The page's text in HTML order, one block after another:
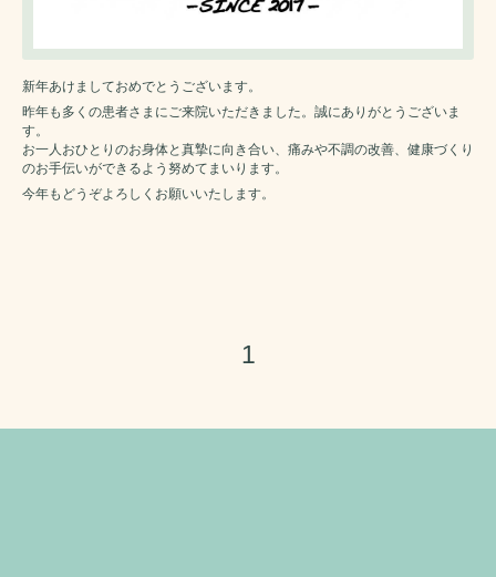
新年あけましておめでとうございます。
昨年も多くの患者さまにご来院いただきました。誠にありがとうございま
す。
お一人おひとりのお身体と真摯に向き合い、痛みや不調の改善、健康づくり
のお手伝いができるよう努めてまいります。
今年もどうぞよろしくお願いいたします。
1